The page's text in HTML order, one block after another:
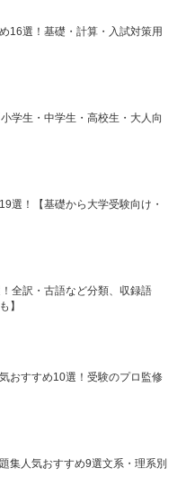
16選！基礎・計算・入試対策用
学生・中学生・高校生・大人向
選！【基礎から大学受験向け・
全訳・古語など分類、収録語
】
おすすめ10選！受験のプロ監修
集人気おすすめ9選文系・理系別